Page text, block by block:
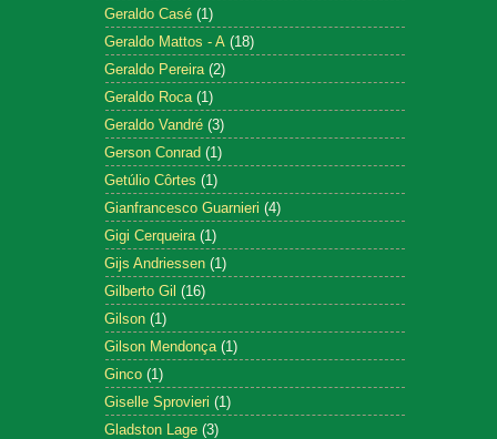
Geraldo Casé (1)
Geraldo Mattos - A (18)
Geraldo Pereira (2)
Geraldo Roca (1)
Geraldo Vandré (3)
Gerson Conrad (1)
Getúlio Côrtes (1)
Gianfrancesco Guarnieri (4)
Gigi Cerqueira (1)
Gijs Andriessen (1)
Gilberto Gil (16)
Gilson (1)
Gilson Mendonça (1)
Ginco (1)
Giselle Sprovieri (1)
Gladston Lage (3)